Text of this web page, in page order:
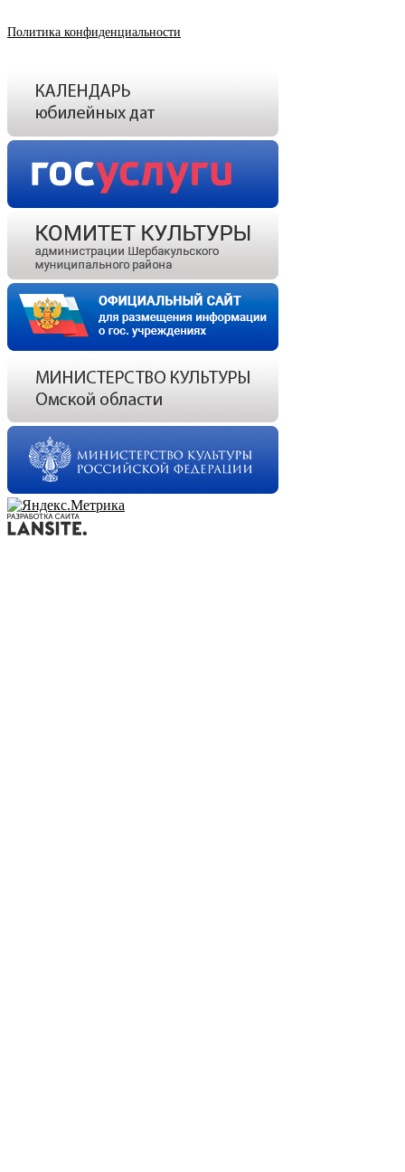
Политика конфиденциальности